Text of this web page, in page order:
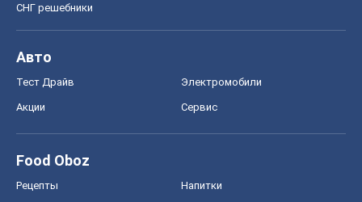
СНГ решебники
Авто
Тест Драйв Электромобили
Акции Сервис
Food Oboz
Рецепты Напитки